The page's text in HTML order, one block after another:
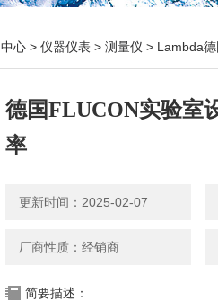
心 > 仪器仪表 > 测量仪 > Lambda德国
德国FLUCON实验室
率
更新时间：2025-02-07
厂商性质：经销商
简要描述：